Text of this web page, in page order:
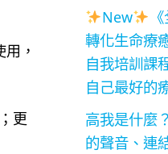
用，
更
New
轉化生命療
自我培訓課
自己最好的
高我是什麼
的聲音、連